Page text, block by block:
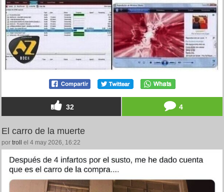
32 4
El carro de la muerte
por troll el 4 may 2026, 16:22